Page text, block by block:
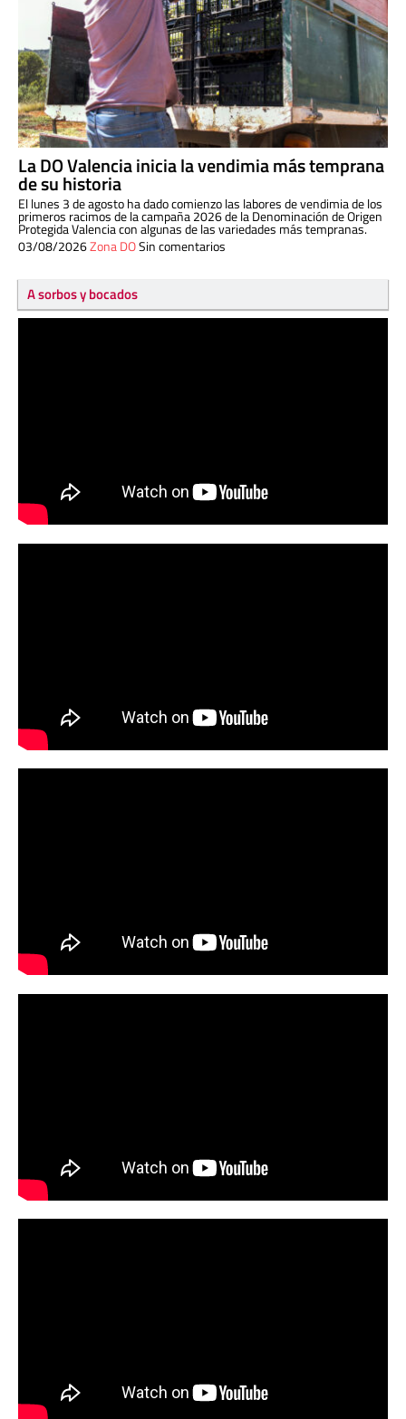
La DO Valencia inicia la vendimia más temprana
de su historia
El lunes 3 de agosto ha dado comienzo las labores de vendimia de los
primeros racimos de la campaña 2026 de la Denominación de Origen
Protegida Valencia con algunas de las variedades más tempranas.
03/08/2026Zona DOSin comentarios
A sorbos y bocados